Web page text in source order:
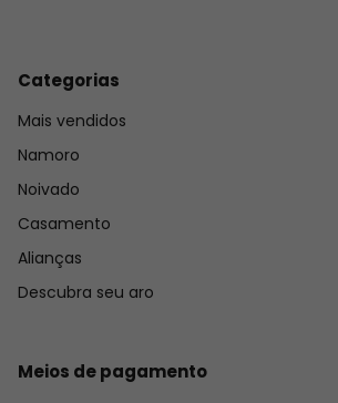
Categorias
Mais vendidos
Namoro
Noivado
Casamento
Alianças
Descubra seu aro
Meios de pagamento